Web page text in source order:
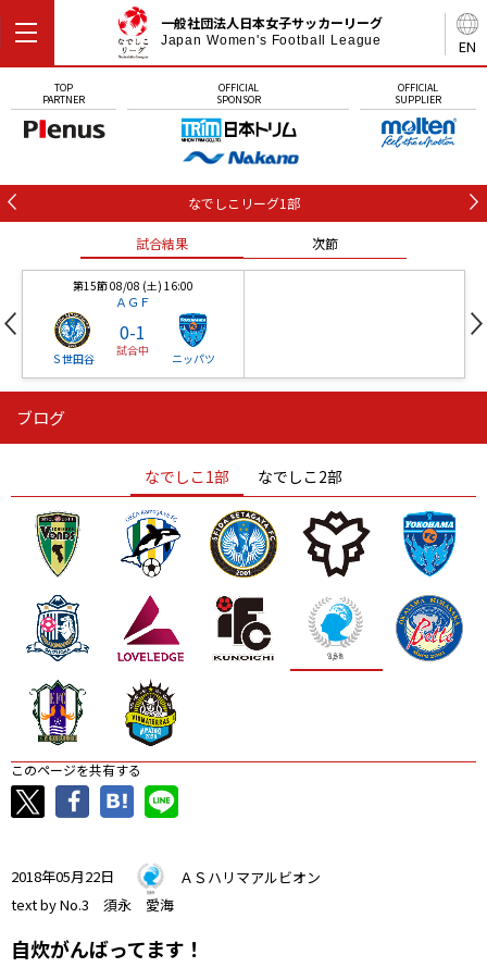
EN
一般社団法人日本女子サッカーリーグ
Japan Women's Football League
TOP
PARTNER
OFFICIAL
SPONSOR
OFFICIAL
SUPPLIER
なでしこリーグ1部
試合結果 次節
第15節 08/08 (土) 16:00
ＡＧＦ
Ｓ世田谷
0-1
試合中
ニッパツ
ニッパツ
ニッパツ 名古屋
石人の星
静岡 愛媛Ｌ
ブログ
なでしこ1部 なでしこ2部
このページを共有する
2018年05月22日
ＡＳハリマアルビオン
text by No.3 須永 愛海
自炊がんばってます！